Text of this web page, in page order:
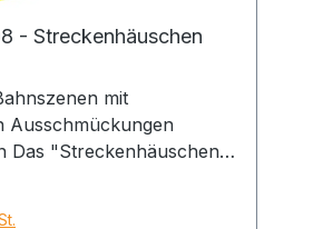
- Streckenhäuschen
mit
Ausschmückungen
Das "Streckenhäuschen"
einer Modelllandschaft